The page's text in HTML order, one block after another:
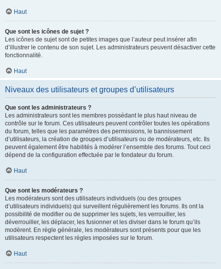
Haut
Que sont les icônes de sujet ?
Les icônes de sujet sont de petites images que l’auteur peut insérer afin
d’illustrer le contenu de son sujet. Les administrateurs peuvent désactiver cette
fonctionnalité.
Haut
Niveaux des utilisateurs et groupes d’utilisateurs
Que sont les administrateurs ?
Les administrateurs sont les membres possédant le plus haut niveau de
contrôle sur le forum. Ces utilisateurs peuvent contrôler toutes les opérations
du forum, telles que les paramètres des permissions, le bannissement
d’utilisateurs, la création de groupes d’utilisateurs ou de modérateurs, etc. Ils
peuvent également être habilités à modérer l’ensemble des forums. Tout ceci
dépend de la configuration effectuée par le fondateur du forum.
Haut
Que sont les modérateurs ?
Les modérateurs sont des utilisateurs individuels (ou des groupes
d’utilisateurs individuels) qui surveillent régulièrement les forums. Ils ont la
possibilité de modifier ou de supprimer les sujets, les verrouiller, les
déverrouiller, les déplacer, les fusionner et les diviser dans le forum qu’ils
modèrent. En règle générale, les modérateurs sont présents pour que les
utilisateurs respectent les règles imposées sur le forum.
Haut